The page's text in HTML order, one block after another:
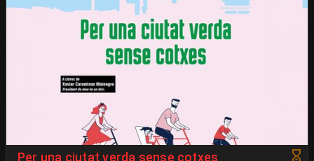
Per una ciutat verda sense cotxes